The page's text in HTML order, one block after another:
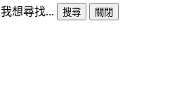
我想尋找... 搜尋
關閉